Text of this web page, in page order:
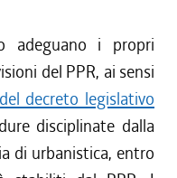
adeguano i propri
del PPR, ai sensi
decreto legislativo
disciplinate dalla
di urbanistica, entro